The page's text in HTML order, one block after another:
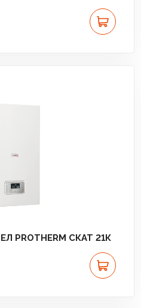
PROTHERM СКАТ 21К